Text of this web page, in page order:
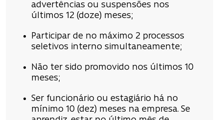
advertências ou suspensões nos
últimos 12 (doze) meses;
Participar de no máximo 2 processos
seletivos interno simultaneamente;
Não ter sido promovido nos últimos 10
meses;
Ser funcionário ou estagiário há no
mínimo 10 (dez) meses na empresa. Se